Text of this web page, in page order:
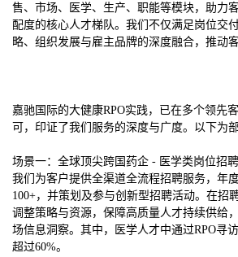
售、市场、医学、生产、职能等模块，助力
配度的核心人才梯队。我们不仅满足岗位交
略、组织发展与雇主品牌的深度融合，推动
嘉驰国际的大健康RPO实践，已在多个领先
可，印证了我们服务的深度与广度。以下为
场景一：全球顶尖跨国药企 - 医学类岗位招
我们为客户提供全渠道全流程招聘服务，年
100+，并策划及参与创新型招聘活动。在招
调整策略与资源，保障高质量人才持续供给
场信息洞察。其中，医学人才中通过RPO寻
超过60%。